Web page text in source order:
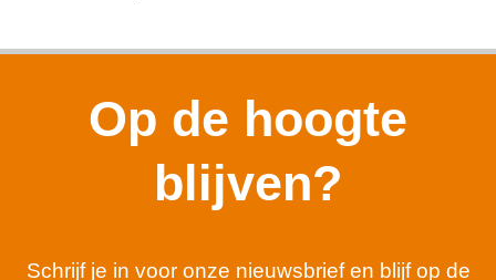
Op de hoogte
blijven?
Schrijf je in voor onze nieuwsbrief en blijf op de